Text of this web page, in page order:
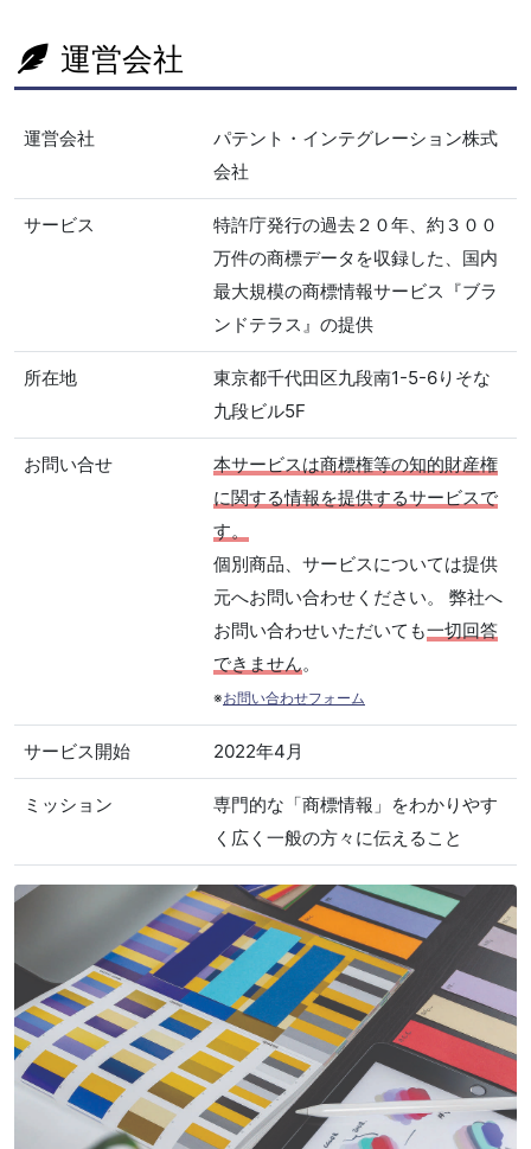
運営会社
運営会社
パテント・インテグレーション株式
会社
サービス
特許庁発行の過去２０年、約３００
万件の商標データを収録した、国内
最大規模の商標情報サービス『ブラ
ンドテラス』の提供
所在地
東京都千代田区九段南1-5-6りそな
九段ビル5F
お問い合せ
本サービスは商標権等の知的財産権
に関する情報を提供するサービスで
す。
個別商品、サービスについては提供
元へお問い合わせください。 弊社へ
お問い合わせいただいても一切回答
できません。
※お問い合わせフォーム
サービス開始 2022年4月
ミッション
専門的な「商標情報」をわかりやす
く広く一般の方々に伝えること